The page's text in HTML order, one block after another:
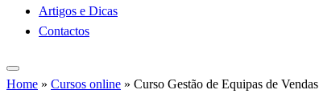
Artigos e Dicas
Contactos
Home » Cursos online » Curso Gestão de Equipas de Vendas